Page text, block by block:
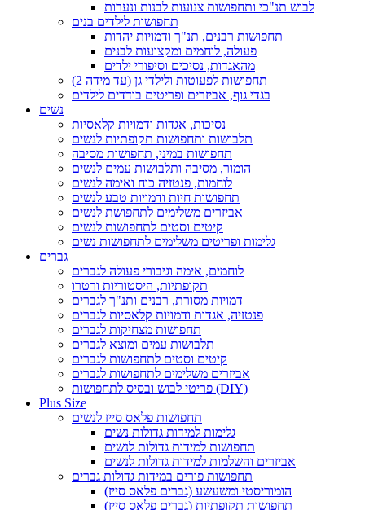
לבוש תנ"כי ותחפושות צנועות לבנות ונערות
תחפושות לילדים בנים
תחפושות רבנים, תנ"ך ודמויות יהדות
פעולה, לוחמים ומקצועות לבנים
מהאגדות, נסיכים וסיפורי ילדים
תחפושות לפעוטות ולילדי גן (עד מידה 2)
בגדי גוף, אביזרים ופריטים בודדים לילדים
נשים
נסיכות, אגדות ודמויות קלאסיות
תלבושות ותחפושות תקופתיות לנשים
תחפושות במיני, תחפושות מסיבה
הומור, מסיבה ותלבושות עמים לנשים
לוחמות, פנטזיה כוח ואימה לנשים
תחפושות חיות ודמויות טבע לנשים
אביזרים משלימים לתחפושת לנשים
קיטים וסטים לתחפושות לנשים
גלימות ופריטים משלימים לתחפושות נשים
גברים
לוחמים, אימה וגיבורי פעולה לגברים
תקופתיות, היסטוריות ורטרו
דמויות מסורת, רבנים ותנ"ך לגברים
פנטזיה, אגדות ודמויות קלאסיות לגברים
תחפושות מצחיקות לגברים
תלבושות עמים ומוצא לגברים
קיטים וסטים לתחפושות לגברים
אביזרים משלימים לתחפושות לגברים
פריטי לבוש ובסיס לתחפושות (DIY)
Plus Size
תחפושות פלאס סייז לנשים
גלימות למידות גדולות נשים
תחפושות למידות גדולות לנשים
אביזרים והשלמות למידות גדולות לנשים
תחפושות פורים במידות גדולות גברים
הומוריסטי ומשעשע (גברים פלאס סייז)
תחפושות תקופתיות (גברים פלאס סייז)